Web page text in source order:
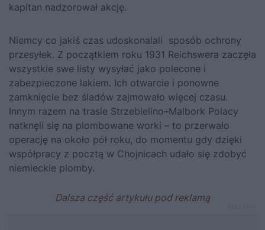
kapitan nadzorował akcję.
Niemcy co jakiś czas udoskonalali sposób ochrony
przesyłek. Z początkiem roku 1931 Reichswera zaczęła
wszystkie swe listy wysyłać jako polecone i
zabezpieczone lakiem. Ich otwarcie i ponowne
zamknięcie bez śladów zajmowało więcej czasu.
Innym razem na trasie Strzebielino–Malbork Polacy
natknęli się na plombowane worki – to przerwało
operację na około pół roku, do momentu gdy dzięki
współpracy z pocztą w Chojnicach udało się zdobyć
niemieckie plomby.